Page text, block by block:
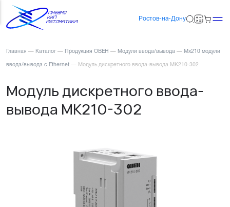
Ростов-на-Дону
Главная — Каталог — Продукция ОВЕН — Модули ввода/вывода — Мх210 модули
ввода/вывода с Ethernet — Модуль дискретного ввода-вывода МК210-302
Модуль дискретного ввода-
вывода МК210-302